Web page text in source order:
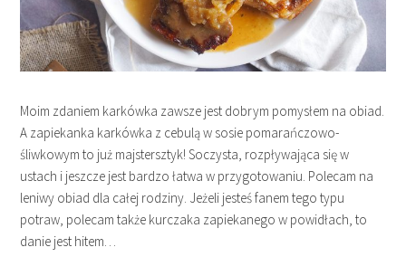
Moim zdaniem karkówka zawsze jest dobrym pomysłem na obiad.
A zapiekanka karkówka z cebulą w sosie pomarańczowo-
śliwkowym to już majstersztyk! Soczysta, rozpływająca się w
ustach i jeszcze jest bardzo łatwa w przygotowaniu. Polecam na
leniwy obiad dla całej rodziny. Jeżeli jesteś fanem tego typu
potraw, polecam także kurczaka zapiekanego w powidłach, to
danie jest hitem…